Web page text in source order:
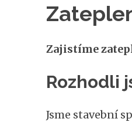
Zajistíme
Rozhodli
Jsme stavební